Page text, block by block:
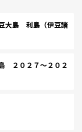
島 利島（伊豆諸
２０２７～２０２